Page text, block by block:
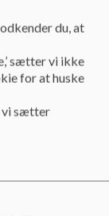
men
drøftes på
og
efter 7
Der
8. og 9.
forud
men være en
forår og
du, at
sætter vi ikke
for at huske
vi sætter